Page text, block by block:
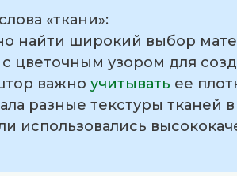
«ткани»:
найти широкий выбор
цветочным узором для
важно учитывать ее
разные текстуры тканей
использовались